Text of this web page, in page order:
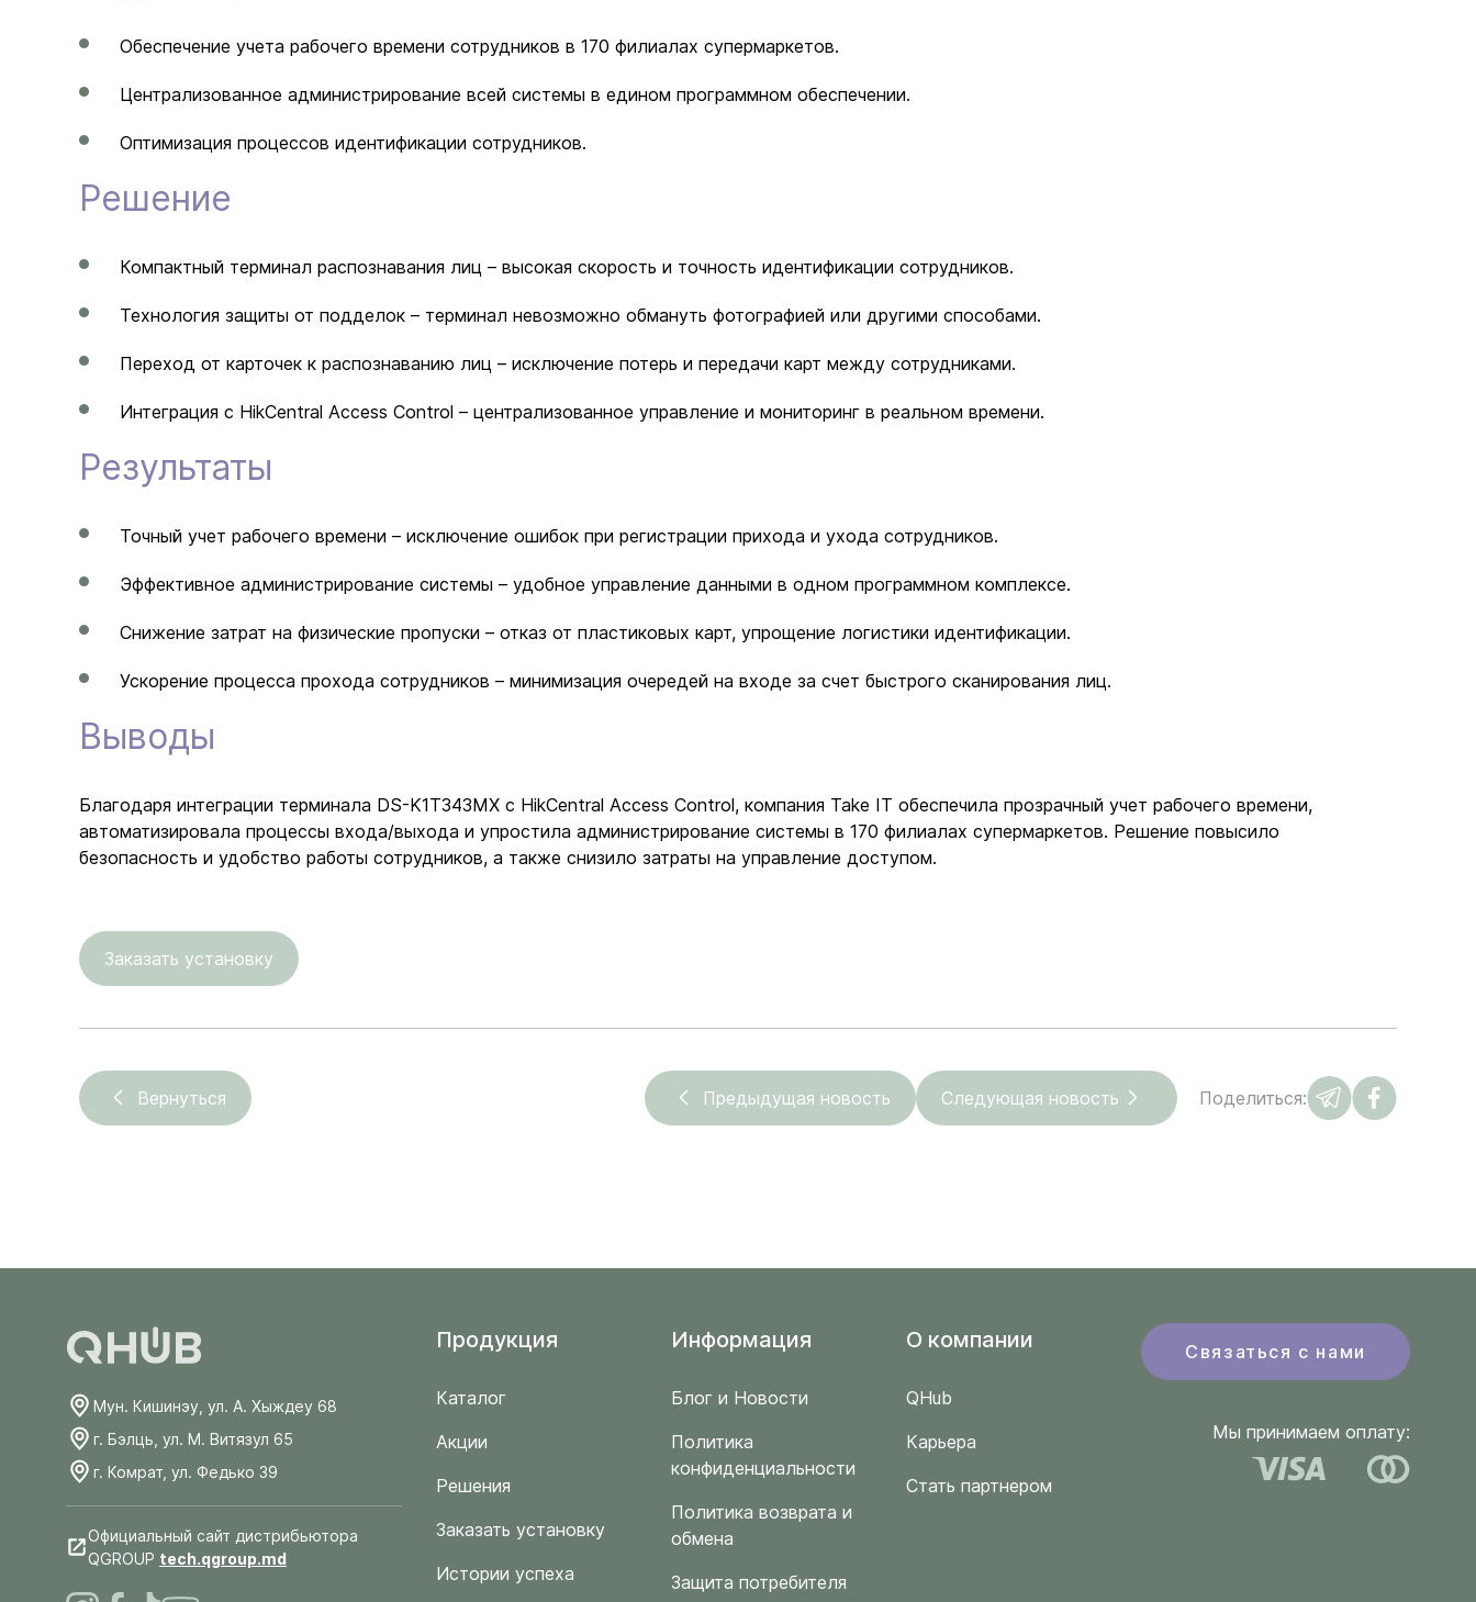
Обеспечение учета рабочего времени сотрудников в 170 филиалах супермаркетов.
Централизованное администрирование всей системы в едином программном обеспечении.
Оптимизация процессов идентификации сотрудников.
Решение
Компактный терминал распознавания лиц – высокая скорость и точность идентификации сотрудников.
Технология защиты от подделок – терминал невозможно обмануть фотографией или другими способами.
Переход от карточек к распознаванию лиц – исключение потерь и передачи карт между сотрудниками.
Интеграция с HikCentral Access Control – централизованное управление и мониторинг в реальном времени.
Результаты
Точный учет рабочего времени – исключение ошибок при регистрации прихода и ухода сотрудников.
Эффективное администрирование системы – удобное управление данными в одном программном комплексе.
Снижение затрат на физические пропуски – отказ от пластиковых карт, упрощение логистики идентификации.
Ускорение процесса прохода сотрудников – минимизация очередей на входе за счет быстрого сканирования лиц.
Выводы
Благодаря интеграции терминала DS-K1T343MX с HikCentral Access Control, компания Take IT обеспечила прозрачный учет рабочего времени,
автоматизировала процессы входа/выхода и упростила администрирование системы в 170 филиалах супермаркетов. Решение повысило
безопасность и удобство работы сотрудников, а также снизило затраты на управление доступом.
Заказать установку
Вернуться Предыдущая новость Следующая новость Поделиться:
Мун. Кишинэу, ул. А. Хыждеу 68
г. Бэлць, ул. М. Витязул 65
г. Комрат, ул. Федько 39
Официальный сайт дистрибьютора
QGROUP tech.qgroup.md
Продукция
Каталог
Акции
Решения
Заказать установку
Истории успеха
Информация
Блог и Новости
Политика
конфиденциальности
Политика возврата и
обмена
Защита потребителя
O компании
QHub
Карьера
Стать партнером
Связаться с нами
Мы принимаем оплату: